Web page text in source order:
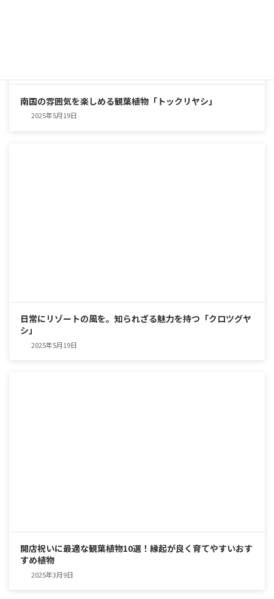
南国の雰囲気を楽しめる観葉植物「トックリヤシ」
2025年5月19日
日常にリゾートの風を。知られざる魅力を持つ「クロツグヤ
シ」
2025年5月19日
開店祝いに最適な観葉植物10選！縁起が良く育てやすいおす
すめ植物
2025年3月9日